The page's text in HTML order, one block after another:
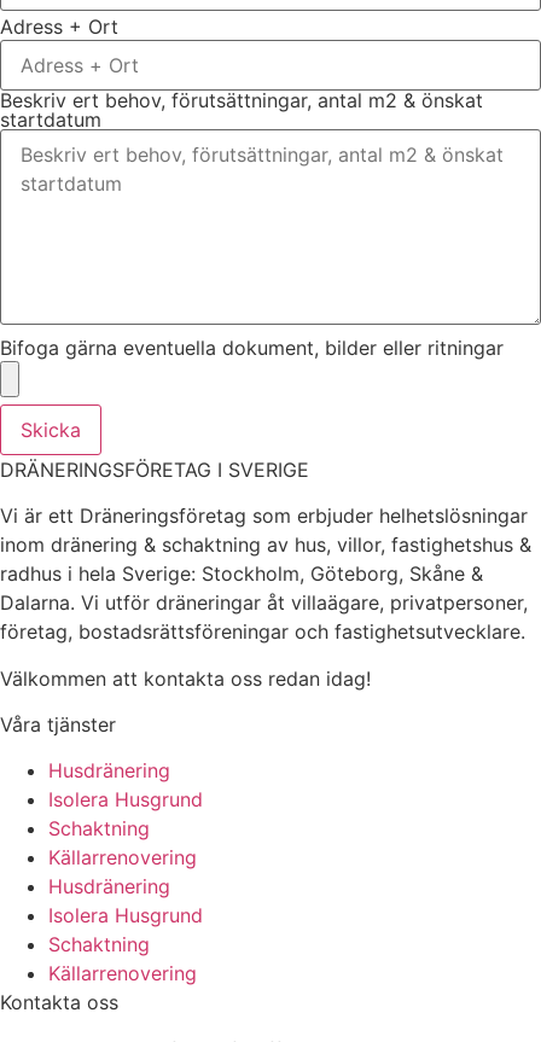
Adress + Ort
Beskriv ert behov, förutsättningar, antal m2 & önskat
startdatum
Bifoga gärna eventuella dokument, bilder eller ritningar
Skicka
DRÄNERINGSFÖRETAG I SVERIGE
Vi är ett Dräneringsföretag som erbjuder helhetslösningar
inom dränering & schaktning av hus, villor, fastighetshus &
radhus i hela Sverige: Stockholm, Göteborg, Skåne &
Dalarna. Vi utför dräneringar åt villaägare, privatpersoner,
företag, bostadsrättsföreningar och fastighetsutvecklare.
Välkommen att kontakta oss redan idag!
Våra tjänster
Husdränering
Isolera Husgrund
Schaktning
Källarrenovering
Husdränering
Isolera Husgrund
Schaktning
Källarrenovering
Kontakta oss